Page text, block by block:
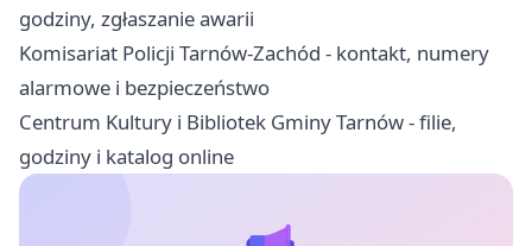
godziny, zgłaszanie awarii
Komisariat Policji Tarnów-Zachód - kontakt, numery
alarmowe i bezpieczeństwo
Centrum Kultury i Bibliotek Gminy Tarnów - filie,
godziny i katalog online